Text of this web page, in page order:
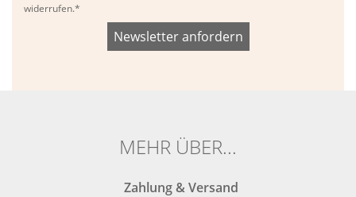
widerrufen.*
MEHR ÜBER...
Zahlung & Versand